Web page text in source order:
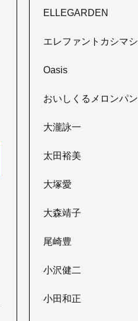
ELLEGARDEN
エレファントカシマシ
Oasis
おいしくるメロンパン
大瀧詠一
太田裕美
大塚愛
大森靖子
尾崎豊
小沢健二
小田和正